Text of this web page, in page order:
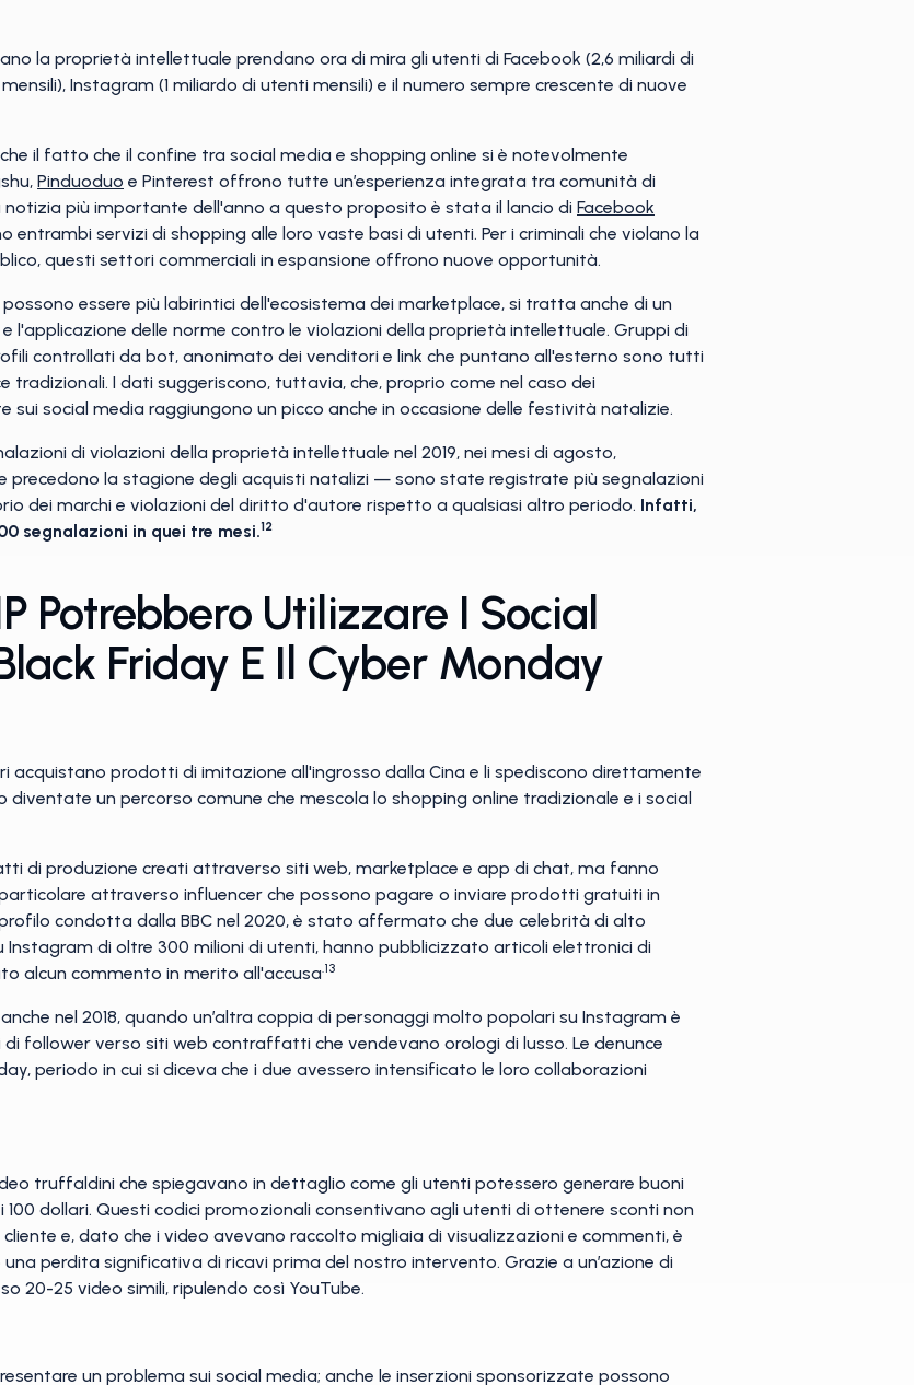
la proprietà intellettuale prendano ora di mira gli utenti di Facebook (2,6 miliardi di
Instagram (1 miliardo di utenti mensili) e il numero sempre crescente di nuove
il fatto che il confine tra social media e shopping online si è notevolmente
Pinduoduo e Pinterest offrono tutte un’esperienza integrata tra comunità di
notizia più importante dell'anno a questo proposito è stata il lancio di Facebook
entrambi servizi di shopping alle loro vaste basi di utenti. Per i criminali che violano la
questi settori commerciali in espansione offrono nuove opportunità.
essere più labirintici dell'ecosistema dei marketplace, si tratta anche di un
l'applicazione delle norme contro le violazioni della proprietà intellettuale. Gruppi di
controllati da bot, anonimato dei venditori e link che puntano all'esterno sono tutti
I dati suggeriscono, tuttavia, che, proprio come nel caso dei
social media raggiungono un picco anche in occasione delle festività natalizie.
di violazioni della proprietà intellettuale nel 2019, nei mesi di agosto,
la stagione degli acquisti natalizi — sono state registrate più segnalazioni
dei marchi e violazioni del diritto d'autore rispetto a qualsiasi altro periodo. Infatti,
segnalazioni in quei tre mesi.12
Potrebbero Utilizzare I Social
Friday E Il Cyber Monday
acquistano prodotti di imitazione all'ingrosso dalla Cina e li spediscono direttamente
un percorso comune che mescola lo shopping online tradizionale e i social
di produzione creati attraverso siti web, marketplace e app di chat, ma fanno
attraverso influencer che possono pagare o inviare prodotti gratuiti in
condotta dalla BBC nel 2020, è stato affermato che due celebrità di alto
di oltre 300 milioni di utenti, hanno pubblicizzato articoli elettronici di
alcun commento in merito all'accusa.13
nel 2018, quando un’altra coppia di personaggi molto popolari su Instagram è
follower verso siti web contraffatti che vendevano orologi di lusso. Le denunce
periodo in cui si diceva che i due avessero intensificato le loro collaborazioni
truffaldini che spiegavano in dettaglio come gli utenti potessero generare buoni
dollari. Questi codici promozionali consentivano agli utenti di ottenere sconti non
e, dato che i video avevano raccolto migliaia di visualizzazioni e commenti, è
perdita significativa di ricavi prima del nostro intervento. Grazie a un’azione di
20-25 video simili, ripulendo così YouTube.
un problema sui social media; anche le inserzioni sponsorizzate possono